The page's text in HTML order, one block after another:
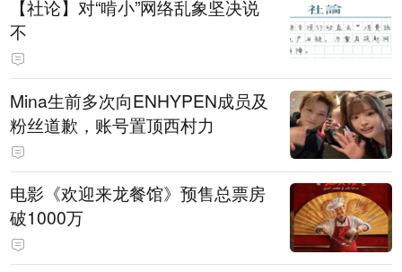
【社论】对“啃小”网络乱象坚决说
不
Mina生前多次向ENHYPEN成员及
粉丝道歉，账号置顶西村力
电影《欢迎来龙餐馆》预售总票房
破1000万